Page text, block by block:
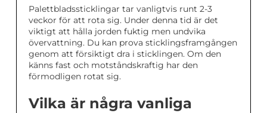
Palettbladssticklingar tar vanligtvis runt 2-3
veckor för att rota sig. Under denna tid är det
viktigt att hålla jorden fuktig men undvika
övervattning. Du kan prova sticklingsframgången
genom att försiktigt dra i sticklingen. Om den
känns fast och motståndskraftig har den
förmodligen rotat sig.
Vilka är några vanliga